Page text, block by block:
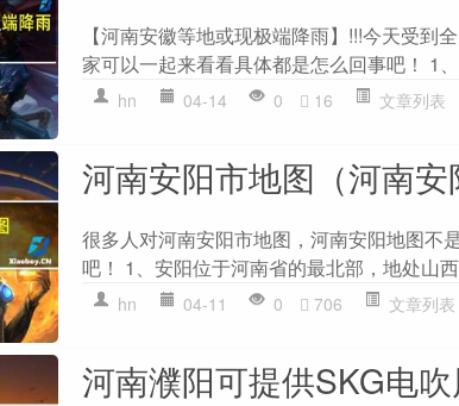
【河南安徽等地或现极端降雨】!!!今天受
家可以一起来看看具体都是怎么回事吧！ 1
hn 04-14 0 16 文章列表
河南安阳市地图（河南安
很多人对河南安阳市地图，河南安阳地图不
吧！ 1、安阳位于河南省的最北部，地处山
hn 04-11 0 706 文章列表
河南濮阳可提供SKG电